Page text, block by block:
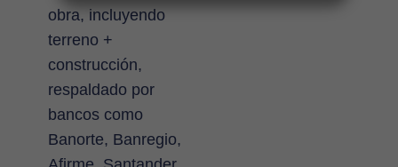
obra, incluyendo
terreno +
construcción,
respaldado por
bancos como
Banorte, Banregio,